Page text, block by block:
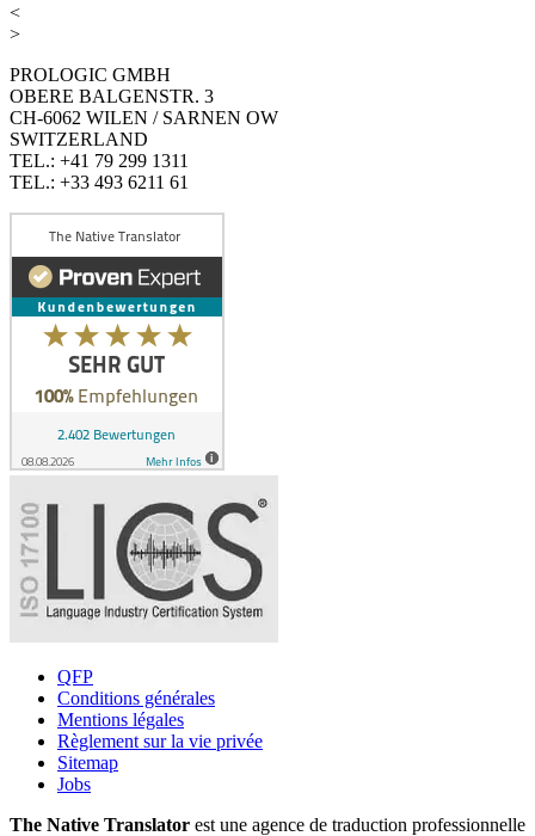
<
>
PROLOGIC GMBH
OBERE BALGENSTR. 3
CH-6062 WILEN / SARNEN OW
SWITZERLAND
TEL.: +41 79 299 1311
TEL.: +33 493 6211 61
QFP
Conditions générales
Mentions légales
Règlement sur la vie privée
Sitemap
Jobs
The Native Translator est une agence de traduction professionnelle